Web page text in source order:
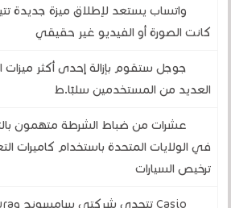
واتساب يستعد لإطلاق ميزة جديدة
كانت الصورة أو الفيديو غير حقيقي
جوجل ستقوم بإزالة إحدى أكثر ميزات
العديد من المستخدمين سلبًا.ط
عشرات من ضباط الشرطة متهمون
في الولايات المتحدة باستخدام كاميرات
ترخيص السيارات